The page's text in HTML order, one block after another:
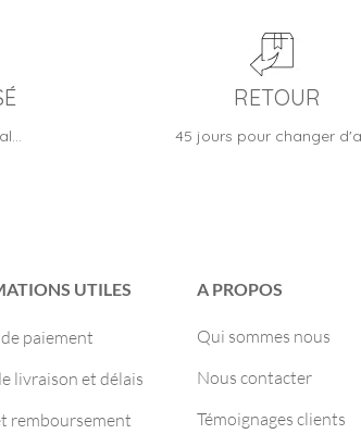
RETOUR
45 jours pour changer
UTILES
paiement
livraison et délais
remboursement
A PROPOS
Qui sommes nous
Nous contacter
Témoignages clients